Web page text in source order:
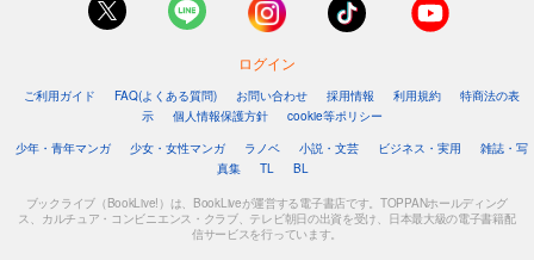
ログイン
ご利用ガイド FAQ(よくある質問) お問い合わせ 採用情報 利用規約
特商法の表
示
個人情報保護方針
cookie等ポリシー
少年・青年マンガ
少女・女性マンガ ラノベ 小説・文芸 ビジネス・実用
雑誌・写
真集
TL BL
ブックライブ（BookLive!）は、BookLiveが運営する電子書店です。TOPPANホールディング
ス、カルチュア・コンビニエンス・クラブ、テレビ朝日の出資を受け、日本最大級の電子書籍配
信サービスを行っています。